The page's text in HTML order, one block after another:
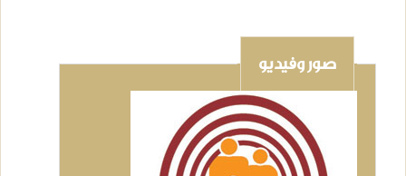
صور وفيديو